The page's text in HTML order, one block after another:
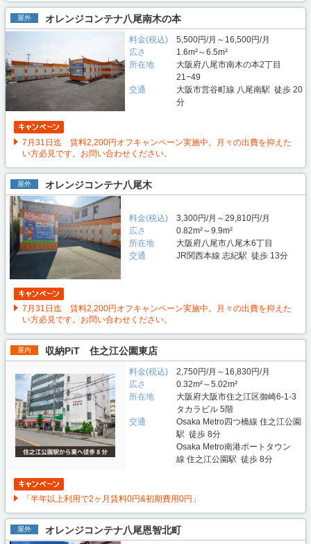
屋外 オレンジコンテナ八尾南木の本
料金(税込)
5,500円/月～16,500円/月
広さ
1.6m²～6.5m²
所在地
大阪府八尾市南木の本2丁目
21−49
交通
大阪市営谷町線 八尾南駅 徒歩 20
分
7月31日迄 賃料2,200円オフキャンペーン実施中。月々の出費を抑えた
い方必見です。お問い合わせください。
屋外 オレンジコンテナ八尾木
料金(税込)
3,300円/月～29,810円/月
広さ
0.82m²～9.9m²
所在地
大阪府八尾市八尾木6丁目
交通
JR関西本線 志紀駅 徒歩 13分
7月31日迄 賃料2,200円オフキャンペーン実施中。月々の出費を抑えた
い方必見です。お問い合わせください。
屋内 収納PiT 住之江公園東店
料金(税込)
2,750円/月～16,830円/月
広さ
0.32m²～5.02m²
所在地
大阪府大阪市住之江区御崎6-1-3
タカラビル 5階
交通
Osaka Metro四つ橋線 住之江公園
駅 徒歩 8分
Osaka Metro南港ポートタウン
線 住之江公園駅 徒歩 8分
「半年以上利用で2ヶ月賃料0円&初期費用0円」
屋外 オレンジコンテナ八尾恩智北町